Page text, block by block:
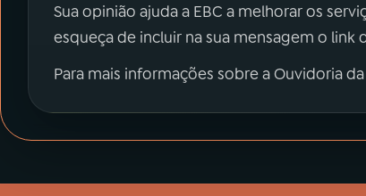
Sua opinião ajuda a EBC a melhorar os
esqueça de incluir na sua mensagem o
Para mais informações sobre a Ouvidoria